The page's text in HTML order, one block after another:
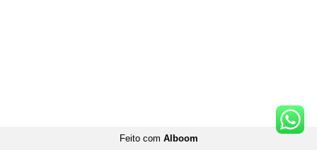
Feito com Alboom